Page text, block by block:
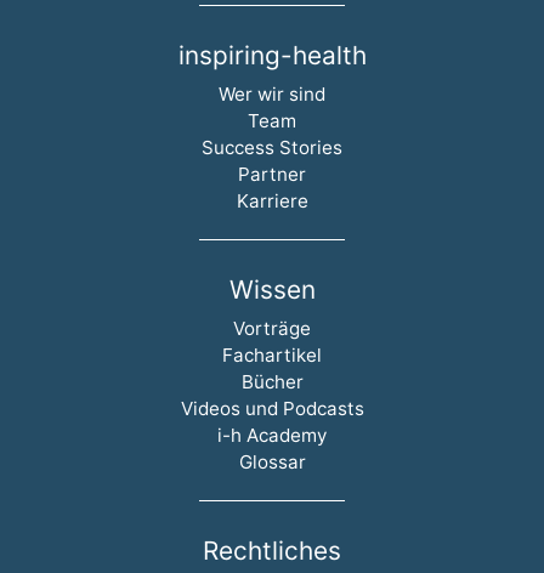
inspiring-health
Navigation überspringen
Wer wir sind
Team
Success Stories
Partner
Karriere
Wissen
Navigation überspringen
Vorträge
Fachartikel
Bücher
Videos und Podcasts
i-h Academy
Glossar
Rechtliches